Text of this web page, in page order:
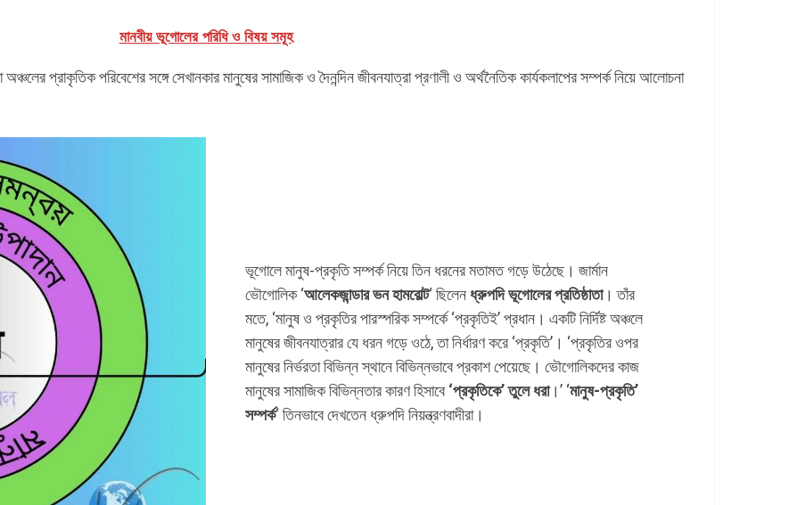
মানবীয় ভূগোলের পরিধি ও বিষয় সমূহ
প্রাকৃতিক পরিবেশের সঙ্গে সেখানকার মানুষের সামাজিক ও দৈনন্দিন জীবনযাত্রা প্রণালী ও অর্থনৈতিক কার্যকলাপের সম্পর্ক নিয়ে আলোচনা
ভূগোলে মানুষ-প্রকৃতি সম্পর্ক নিয়ে তিন ধরনের মতামত গড়ে উঠেছে। জার্মান
ভৌগোলিক ‘আলেকজান্ডার ভন হামবোল্ট‘ ছিলেন ধ্রুপদি ভূগোলের প্রতিষ্ঠাতা। তাঁর
মতে, ‘মানুষ ও প্রকৃতির পারস্পরিক সম্পর্কে ‘প্রকৃতিই’ প্রধান। একটি নির্দিষ্ট অঞ্চলে
মানুষের জীবনযাত্রার যে ধরন গড়ে ওঠে, তা নির্ধারণ করে ‘প্রকৃতি’। ‘প্রকৃতির ওপর
মানুষের নির্ভরতা বিভিন্ন স্থানে বিভিন্নভাবে প্রকাশ পেয়েছে। ভৌগোলিকদের কাজ
মানুষের সামাজিক বিভিন্নতার কারণ হিসাবে ‘প্রকৃতিকে’ তুলে ধরা।’ ‘মানুষ-প্রকৃতি’
সম্পর্ক‘ তিনভাবে দেখতেন ধ্রুপদি নিয়ন্ত্রণবাদীরা।